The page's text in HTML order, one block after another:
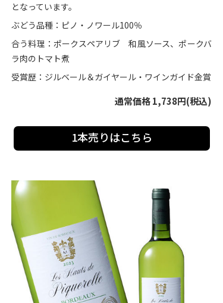
となっています。
ぶどう品種：ピノ・ノワール100％
合う料理：ポークスペアリブ 和風ソース、ポークバ
ラ肉のトマト煮
受賞歴：ジルベール＆ガイヤール・ワインガイド金賞
通常価格 1,738円(税込)
1本売りはこちら